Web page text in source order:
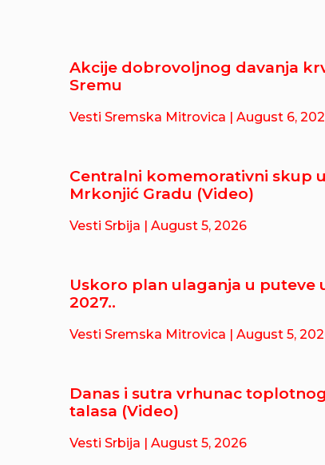
Akcije dobrovoljnog davanja
Sremu
Vesti Sremska Mitrovica | August 6,
Centralni komemorativni skup u
Mrkonjić Gradu (Video)
Vesti Srbija | August 5, 2026
Uskoro plan ulaganja u puteve
2027..
Vesti Sremska Mitrovica | August 5,
Danas i sutra vrhunac toplotnog
talasa (Video)
Vesti Srbija | August 5, 2026